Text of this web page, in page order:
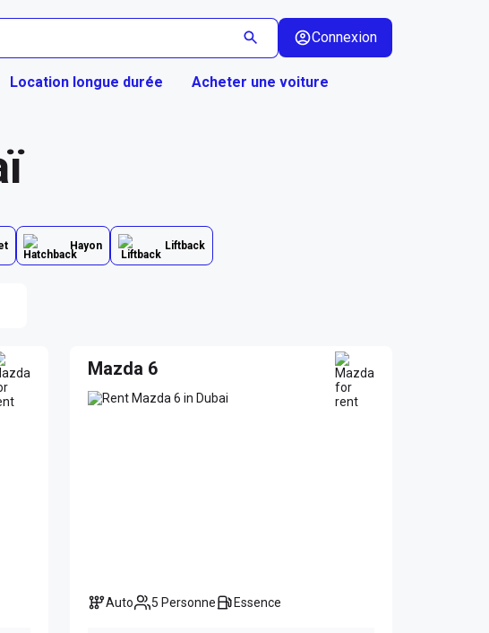
Connexion
Location longue durée Acheter une voiture
Hayon Liftback
Mazda 6
Auto 5 Personne Essence